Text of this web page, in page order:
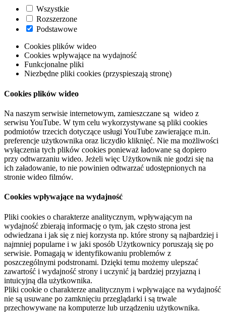
Wszystkie
Rozszerzone
Podstawowe
Cookies plików wideo
Cookies wpływające na wydajność
Funkcjonalne pliki
Niezbędne pliki cookies (przyspieszają stronę)
Cookies plików wideo
Na naszym serwisie internetowym, zamieszczane są wideo z
serwisu YouTube. W tym celu wykorzystywane są pliki cookies
podmiotów trzecich dotyczące usługi YouTube zawierające m.in.
preferencje użytkownika oraz liczydło kliknięć. Nie ma możliwości
wyłączenia tych plików cookies ponieważ ładowane są dopiero
przy odtwarzaniu wideo. Jeżeli więc Użytkownik nie godzi się na
ich załadowanie, to nie powinien odtwarzać udostępnionych na
stronie wideo filmów.
Cookies wpływające na wydajność
Pliki cookies o charakterze analitycznym, wpływającym na
wydajność zbierają informację o tym, jak często strona jest
odwiedzana i jak się z niej korzysta np. które strony są najbardziej i
najmniej popularne i w jaki sposób Użytkownicy poruszają się po
serwisie. Pomagają w identyfikowaniu problemów z
poszczególnymi podstronami. Dzięki temu możemy ulepszać
zawartość i wydajność strony i uczynić ją bardziej przyjazną i
intuicyjną dla użytkownika.
Pliki cookie o charakterze analitycznym i wpływające na wydajność
nie są usuwane po zamknięciu przeglądarki i są trwale
przechowywane na komputerze lub urządzeniu użytkownika.